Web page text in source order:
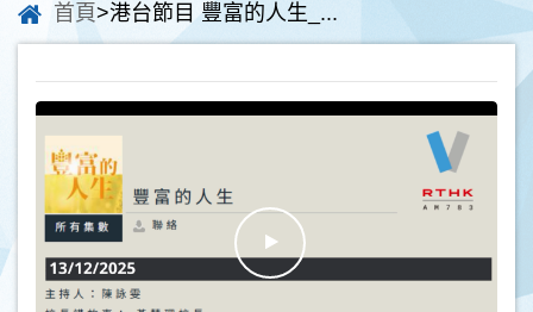
首頁>港台節目 豐富的人生_...